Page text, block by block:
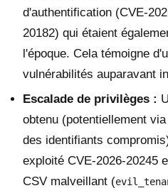
d'authentification (CVE-
20182) qui étaient
l'époque. Cela témoigne
vulnérabilités auparavant
Escalade de privilèges :
obtenu (potentiellement
des identifiants
exploité CVE-2026-20245
CSV malveillant (